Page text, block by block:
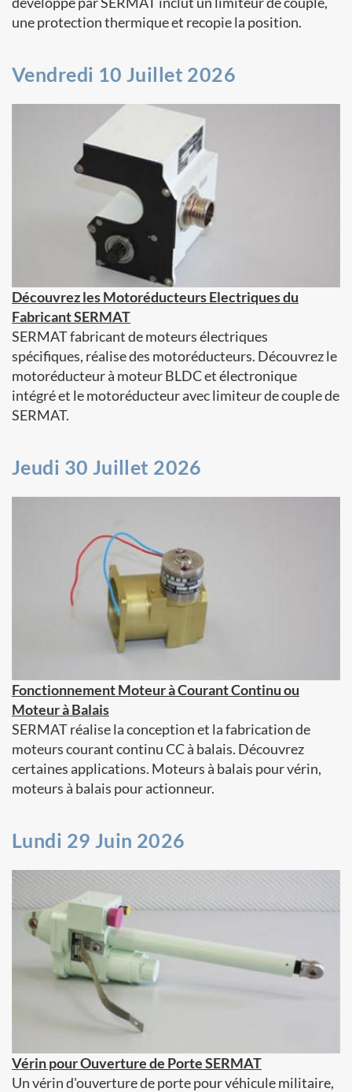
une protection thermique et recopie la position.
Vendredi 10 Juillet 2026
Découvrez les Motoréducteurs Electriques du
Fabricant SERMAT
SERMAT fabricant de moteurs électriques
spécifiques, réalise des motoréducteurs. Découvrez le
motoréducteur à moteur BLDC et électronique
intégré et le motoréducteur avec limiteur de couple de
SERMAT.
Jeudi 30 Juillet 2026
Fonctionnement Moteur à Courant Continu ou
Moteur à Balais
SERMAT réalise la conception et la fabrication de
moteurs courant continu CC à balais. Découvrez
certaines applications. Moteurs à balais pour vérin,
moteurs à balais pour actionneur.
Lundi 29 Juin 2026
Vérin pour Ouverture de Porte SERMAT
Un vérin d'ouverture de porte pour véhicule militaire,